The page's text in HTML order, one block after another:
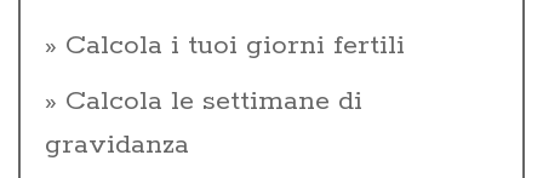
Calcola i tuoi giorni fertili
Calcola le settimane di
gravidanza